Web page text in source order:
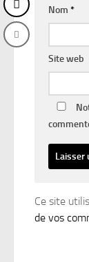
Nom *
Site web
Ce site
de vos